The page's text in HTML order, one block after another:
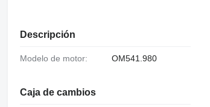
Descripción
Modelo de motor: OM541.980
Caja de cambios